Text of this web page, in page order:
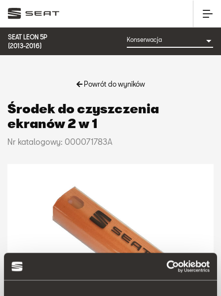
SEAT LEON 5P
(2013-2016)
Powrót do wyników
Środek do czyszczenia
ekranów 2 w 1
Nr katalogowy: 000071783A